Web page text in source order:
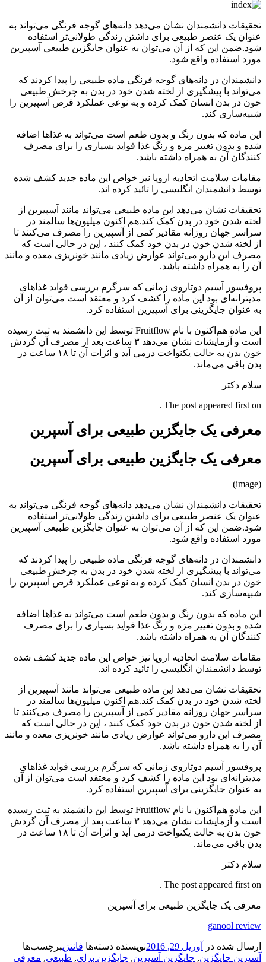
تحقیقات دانشمندان نشان می‌دهد دانه‌های گوجه فرنگی می‌تواند به
عنوان یک عنصر طبیعی برای داشتن زندگی طولانی‌تر استفاده
شود.ضمن این که از آن می‌توان به عنوان جایگزین طبیعی آسپیرین
مورد استفاده واقع شود.
دانشمندان در دانه‌های گوجه فرنگی ماده طبیعی را پیدا کردند که
می‌تواند با پیشگیری از لخته شدن خود در بدن به چرخش طبیعی
خون در بدن انسان کمک کرده و به نوعی عملکرد قرص آسپیرین را
شبیه‌سازی کند.
این ماده که بدون رنگ و بدون طعم است می‌تواند به غذاها اضافه
شده و بدون تغییر مزه و رنگ غذا فواید بسیاری را برای مصرف
کنندگان آن به همراه داشته باشد.
مقامات سلامت اتحادیه اروپا نیز خواص این ماده جدید کشف شده
توسط دانشمندان انگلیسی را تائید کرده اند.
تحقیقات نشان می‌دهد این ماده طبیعی می‌تواند مانند آسپیرین از
لخته شدن خود در بدن کمک کند.هم اکنون میلیون‌ها سالمند در
سراسر جهان روزانه مقادیر کمی از آسپیرین را مصرف می‌کنند تا
از لخته شدن خون در بدن خود کمک کنند ، این در حالی است که
مصرف این دارو می‌تواند عوارض زیادی مانند خونریزی معده و مانند
آن را به همراه داشته باشد.
پروفسور آسیم دوتاروی زمانی که سرگرم بررسی فواید غذاهای
مدیترانه‌ای بود این ماده را کشف کرد و معتقد است می‌توان از آن
به عنوان جایگزینی برای آسپیرین استفاده کرد.
این ماده هم‌اکنون با نام Fruitflow توسط این دانشمند به ثبت رسیده
است و آزمایشات نشان می‌دهد ۳ ساعت بعد از مصرف آن گردش
خون بدن به حالت یکنواخت درمی آید و اثرات آن تا ۱۸ ساعت در
بدن باقی می‌ماند.
سلام دکتر
The post appeared first on .
معرفی یک جایگزین طبیعی برای آسپرین
معرفی یک جایگزین طبیعی برای آسپرین
(image)
تحقیقات دانشمندان نشان می‌دهد دانه‌های گوجه فرنگی می‌تواند به
عنوان یک عنصر طبیعی برای داشتن زندگی طولانی‌تر استفاده
شود.ضمن این که از آن می‌توان به عنوان جایگزین طبیعی آسپیرین
مورد استفاده واقع شود.
دانشمندان در دانه‌های گوجه فرنگی ماده طبیعی را پیدا کردند که
می‌تواند با پیشگیری از لخته شدن خود در بدن به چرخش طبیعی
خون در بدن انسان کمک کرده و به نوعی عملکرد قرص آسپیرین را
شبیه‌سازی کند.
این ماده که بدون رنگ و بدون طعم است می‌تواند به غذاها اضافه
شده و بدون تغییر مزه و رنگ غذا فواید بسیاری را برای مصرف
کنندگان آن به همراه داشته باشد.
مقامات سلامت اتحادیه اروپا نیز خواص این ماده جدید کشف شده
توسط دانشمندان انگلیسی را تائید کرده اند.
تحقیقات نشان می‌دهد این ماده طبیعی می‌تواند مانند آسپیرین از
لخته شدن خود در بدن کمک کند.هم اکنون میلیون‌ها سالمند در
سراسر جهان روزانه مقادیر کمی از آسپیرین را مصرف می‌کنند تا
از لخته شدن خون در بدن خود کمک کنند ، این در حالی است که
مصرف این دارو می‌تواند عوارض زیادی مانند خونریزی معده و مانند
آن را به همراه داشته باشد.
پروفسور آسیم دوتاروی زمانی که سرگرم بررسی فواید غذاهای
مدیترانه‌ای بود این ماده را کشف کرد و معتقد است می‌توان از آن
به عنوان جایگزینی برای آسپیرین استفاده کرد.
این ماده هم‌اکنون با نام Fruitflow توسط این دانشمند به ثبت رسیده
است و آزمایشات نشان می‌دهد ۳ ساعت بعد از مصرف آن گردش
خون بدن به حالت یکنواخت درمی آید و اثرات آن تا ۱۸ ساعت در
بدن باقی می‌ماند.
سلام دکتر
The post appeared first on .
معرفی یک جایگزین طبیعی برای آسپرین
ganool review
ارسال شده در آوریل 29, 2016 نویسنده دسته‌ها فانتزیبرچسب‌ها
آسپرین جایگزین, جایگزین آسپرین, جایگزین برای, طبیعی, معرفی